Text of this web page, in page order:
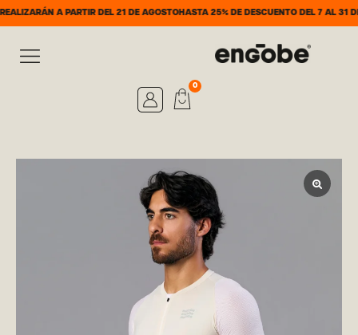
A PARTIR DEL 21 DE AGOSTOHASTA 25% DE DESCUENTO DEL 7 AL 31 DE
0